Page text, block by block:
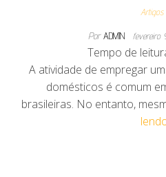
Artigos
Por ADMIN fevereiro
Tempo de
A atividade de empregar
domésticos é comum
brasileiras. No entanto,